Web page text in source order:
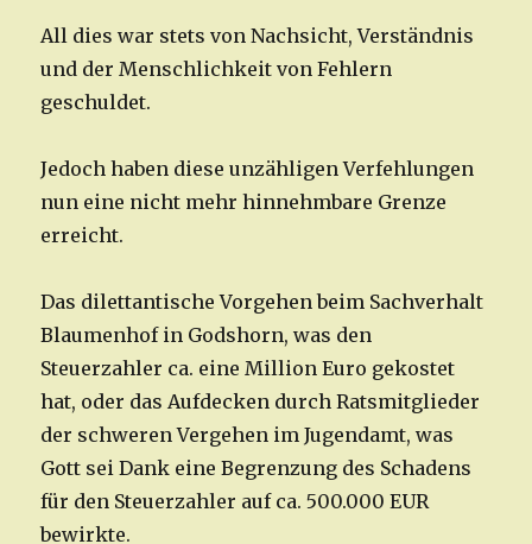
All dies war stets von Nachsicht, Verständnis
und der Menschlichkeit von Fehlern
geschuldet.
Jedoch haben diese unzähligen Verfehlungen
nun eine nicht mehr hinnehmbare Grenze
erreicht.
Das dilettantische Vorgehen beim Sachverhalt
Blaumenhof in Godshorn, was den
Steuerzahler ca. eine Million Euro gekostet
hat, oder das Aufdecken durch Ratsmitglieder
der schweren Vergehen im Jugendamt, was
Gott sei Dank eine Begrenzung des Schadens
für den Steuerzahler auf ca. 500.000 EUR
bewirkte.